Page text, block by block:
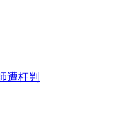
遭枉判